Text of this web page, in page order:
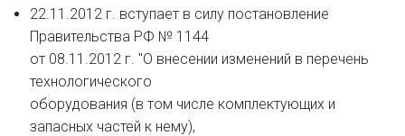
22.11.2012 г. вступает в силу постановление
Правительства РФ № 1144
от 08.11.2012 г. "О внесении изменений в перечень
технологического
оборудования (в том числе комплектующих и
запасных частей к нему),